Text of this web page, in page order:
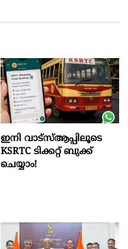
ഇനി വാട്‌സ്ആപ്പിലൂടെ
KSRTC ടിക്കറ്റ് ബുക്ക്
ചെയ്യാം!